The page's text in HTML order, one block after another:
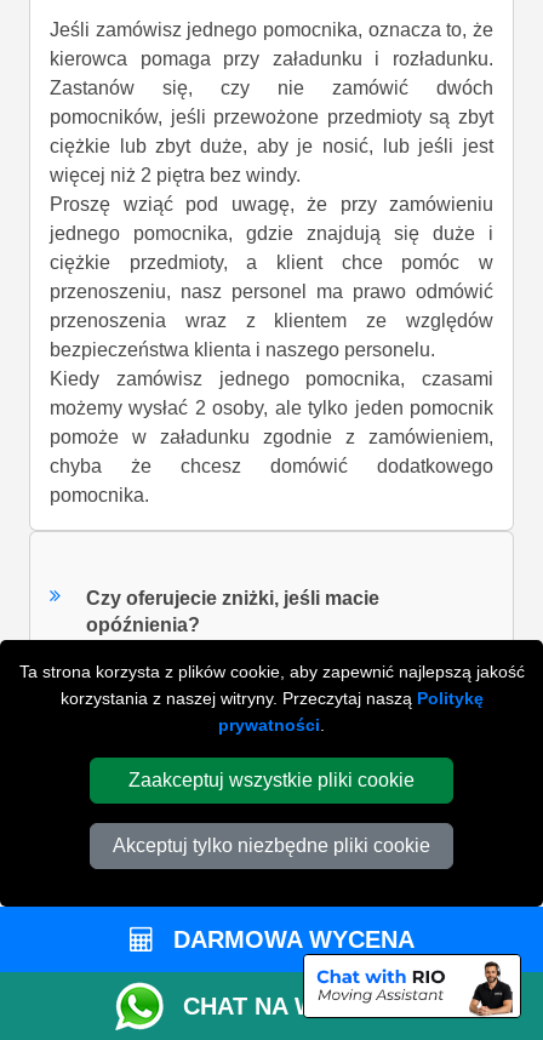
Ta strona korzysta z plików cookie, aby zapewnić najlepszą jakość
korzystania z naszej witryny. Przeczytaj naszą Politykę
prywatności
Zaakceptuj wszystkie pliki cookie
Akceptuj tylko niezbędne pliki cookie
Jeśli zamówisz jednego pomocnika, oznacza to, że
kierowca pomaga przy załadunku i rozładunku.
Zastanów się, czy nie zamówić dwóch
pomocników, jeśli przewożone przedmioty są zbyt
ciężkie lub zbyt duże, aby je nosić, lub jeśli jest
więcej niż 2 piętra bez windy.
Proszę wziąć pod uwagę, że przy zamówieniu
jednego pomocnika, gdzie znajdują się duże i
ciężkie przedmioty, a klient chce pomóc w
przenoszeniu, nasz personel ma prawo odmówić
przenoszenia wraz z klientem ze względów
bezpieczeństwa klienta i naszego personelu.
Kiedy zamówisz jednego pomocnika, czasami
możemy wysłać 2 osoby, ale tylko jeden pomocnik
pomoże w załadunku zgodnie z zamówieniem,
chyba że chcesz domówić dodatkowego
pomocnika.
Czy oferujecie zniżki, jeśli macie
opóźnienia?
Co jeśli zauważę jakiekolwiek uszkodzenia?
W jaki sposób zapłacę pozostały bilans?
ZOBACZ WSZYSTKIE FAQ'S
DARMOWA WYCENA
CHAT NA WHATSAPP